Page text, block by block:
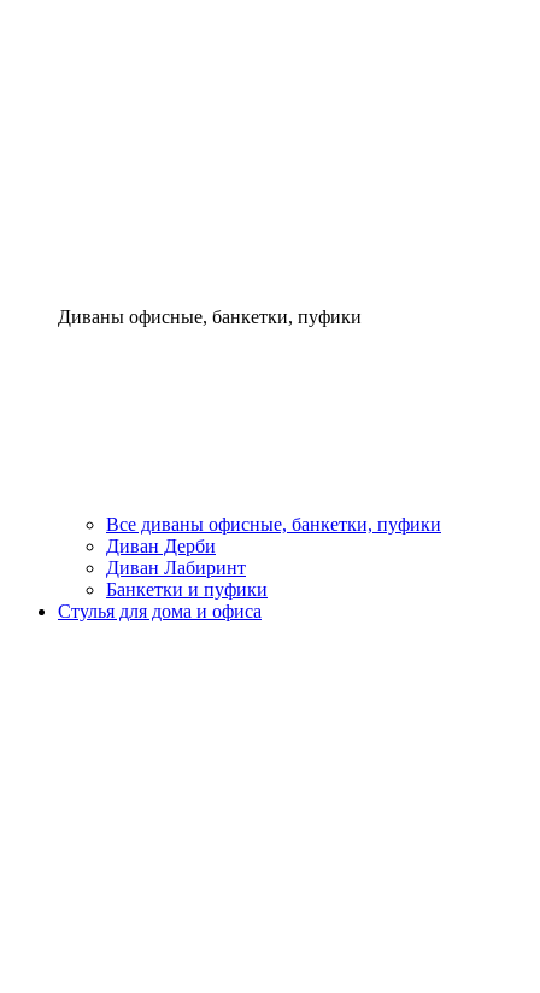
Диваны офисные, банкетки, пуфики
Все диваны офисные, банкетки, пуфики
Диван Дерби
Диван Лабиринт
Банкетки и пуфики
Стулья для дома и офиса